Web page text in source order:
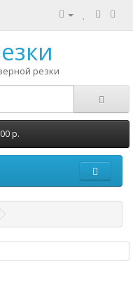
резки
р.